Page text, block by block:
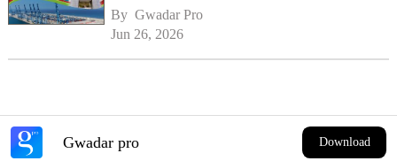
By Gwadar Pro
Jun 26, 2026
Gwadar pro Download